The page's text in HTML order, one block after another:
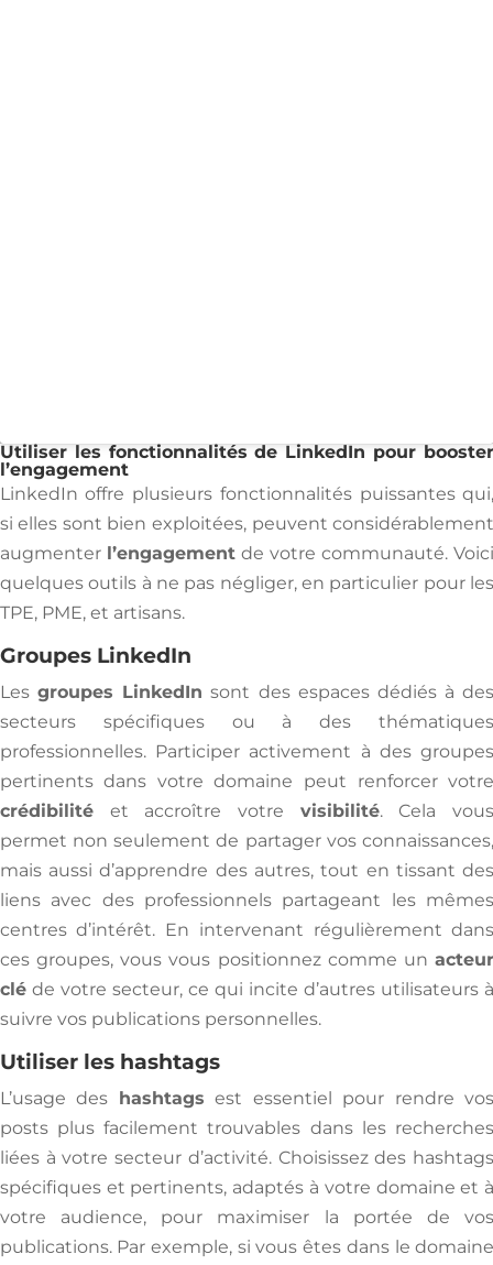
Utiliser les fonctionnalités de LinkedIn pour
l’engagement
LinkedIn offre plusieurs fonctionnalités puissantes
si elles sont bien exploitées, peuvent
augmenter l’engagementde votre communauté.
quelques outils à ne pas négliger, en particulier pour
TPE, PME, et artisans.
Groupes LinkedIn
Les groupes LinkedIn sont des espaces dédiés à
secteurs spécifiques ou à des
professionnelles. Participer activement à des
pertinents dans votre domaine peut renforcer
crédibilitéet accroître votre visibilité. Cela
permet non seulement de partager vos
mais aussi d’apprendre des autres, tout en tissant
liens avec des professionnels partageant les
centres d’intérêt. En intervenant régulièrement
ces groupes, vous vous positionnez comme un
cléde votre secteur, ce qui incite d’autres utilisateurs
suivre vos publications personnelles.
Utiliser les hashtags
L’usage des hashtags est essentiel pour rendre
posts plus facilement trouvables dans les
liées à votre secteur d’activité. Choisissez des
spécifiques et pertinents, adaptés à votre domaine et
votre audience, pour maximiser la portée de
publications. Par exemple, si vous êtes dans le